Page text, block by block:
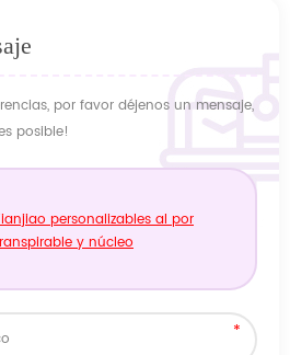
por favor déjenos un mensaje,
posible!
personalizables al por
y núcleo